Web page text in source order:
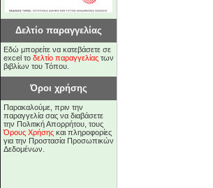
Δελτίο παραγγελίας
Εδώ μπορείτε να κατεβάσετε σε
excel το δελτίο παραγγελίας των
βιβλίων του Τόπου.
Όροι χρήσης
Παρακαλούμε, πριν την
παραγγελία σας να διαβάσετε
την Πολιτική Απορρήτου, τους
Όρους Χρήσης και πληροφορίες
για την Προστασία Προσωπικών
Δεδομένων.